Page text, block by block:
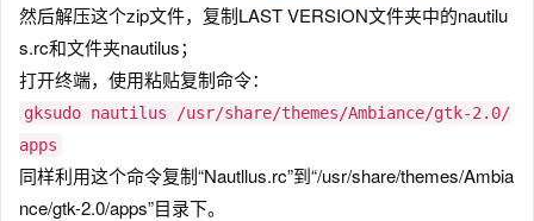
然后解压这个zip文件，复制LAST VERSION文件夹中的nautilu
s.rc和文件夹nautilus；
打开终端，使用粘贴复制命令：
gksudo nautilus /usr/share/themes/Ambiance/gtk-2.0/
apps
同样利用这个命令复制“Nautllus.rc”到“/usr/share/themes/Ambia
nce/gtk-2.0/apps”目录下。